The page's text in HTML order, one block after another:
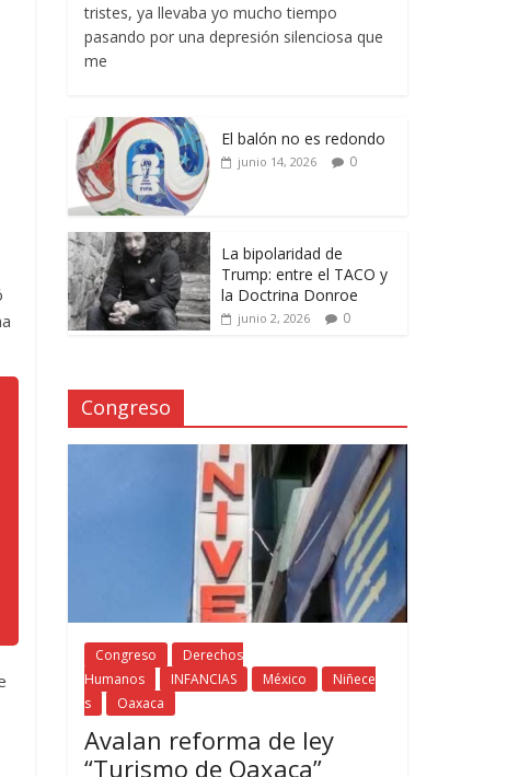
tristes, ya llevaba yo mucho tiempo
pasando por una depresión silenciosa que
me
El balón no es redondo
junio 14, 2026 0
La bipolaridad de
Trump: entre el TACO y
la Doctrina Donroe
junio 2, 2026 0
Congreso
Congreso
Derechos
Humanos
INFANCIAS México
Niñece
s
Oaxaca
Avalan reforma de ley
“Turismo de Oaxaca”